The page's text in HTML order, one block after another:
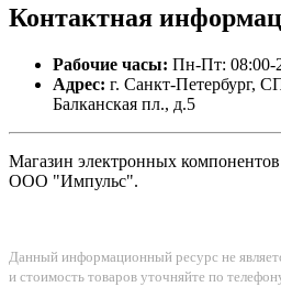
Контактная
Рабочие часы: Пн-Пт: 08:00-
Адрес: г. Санкт-Петербург,
Балканская пл., д.5
Магазин электронных
ООО "Импульс".
Данный информационный ресурс не
и стоимость товаров уточняйте по